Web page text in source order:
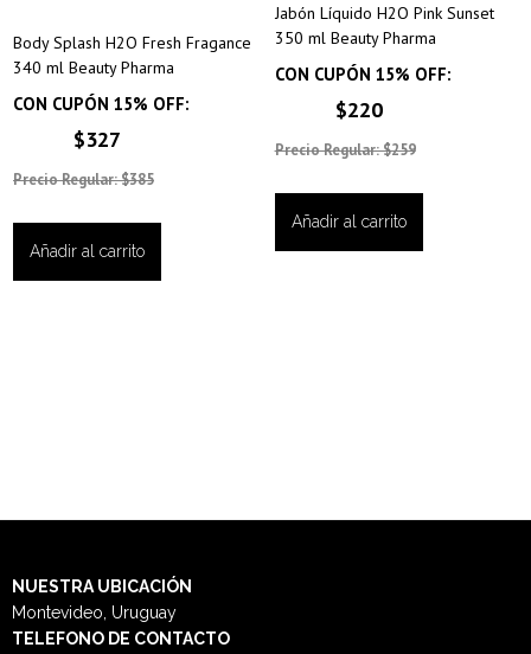
Body Splash H2O Fresh Fragance
340 ml Beauty Pharma
CON CUPÓN 15% OFF:
$327
Precio Regular: $385
Añadir al carrito
Jabón Líquido H2O Pink Sunset
350 ml Beauty Pharma
CON CUPÓN 15% OFF:
$220
Precio Regular: $259
Añadir al carrito
NUESTRAUBICACIÓN
Montevideo, Uruguay
TELEFONO DE CONTACTO